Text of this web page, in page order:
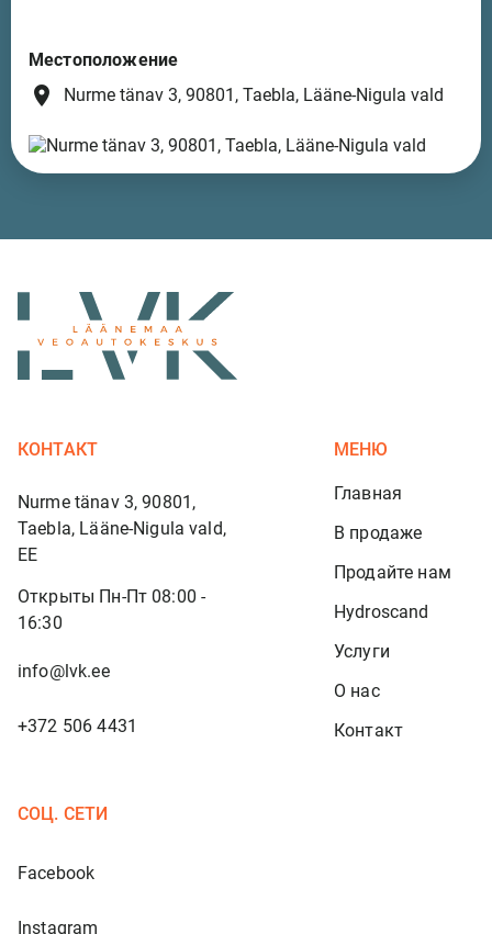
Местоположение
place Nurme tänav 3, 90801, Taebla, Lääne-Nigula vald
КОНТАКТ
Nurme tänav 3, 90801,
Taebla, Lääne-Nigula vald,
EE
Открыты Пн-Пт 08:00 -
16:30
info@lvk.ee
+372 506 4431
МЕНЮ
Главная
В продаже
Продайте нам
Hydroscand
Услуги
О нас
Контакт
СОЦ. СЕТИ
Facebook
Instagram